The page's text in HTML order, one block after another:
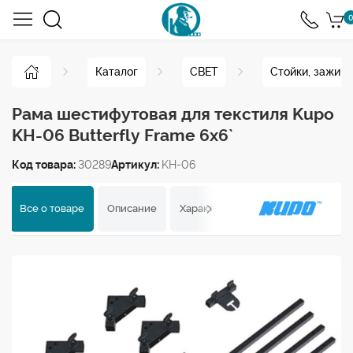
0
Каталог СВЕТ Стойки,
Рама шестифутовая для текстиля Kupo
KH-06 Butterfly Frame 6x6`
Код товара: 30289Артикул: KH-06
Все о товаре Описание Характеристики Отзывы